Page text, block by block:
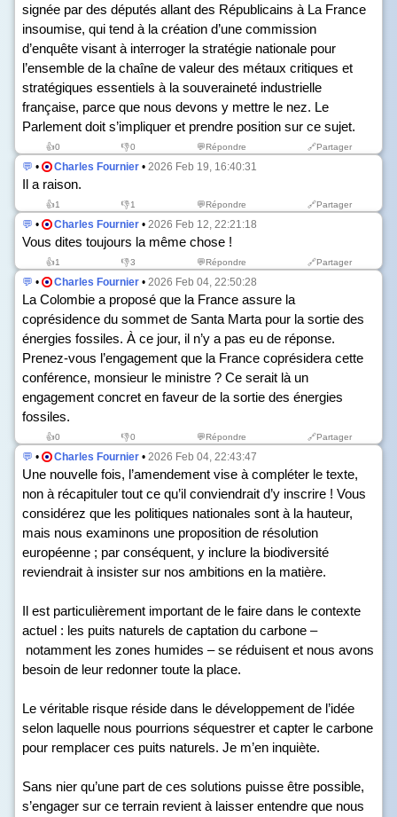
signée par des députés allant des Républicains à La France
insoumise, qui tend à la création d’une commission
d’enquête visant à interroger la stratégie nationale pour
l’ensemble de la chaîne de valeur des métaux critiques et
stratégiques essentiels à la souveraineté industrielle
française, parce que nous devons y mettre le nez. Le
Parlement doit s’impliquer et prendre position sur ce sujet.
👍0 👎0 💬Répondre 🔗Partager
💬 • Charles Fournier • 2026 Feb 19, 16:40:31
Il a raison.
👍1 👎1 💬Répondre 🔗Partager
💬 • Charles Fournier • 2026 Feb 12, 22:21:18
Vous dites toujours la même chose !
👍1 👎3 💬Répondre 🔗Partager
💬 • Charles Fournier • 2026 Feb 04, 22:50:28
La Colombie a proposé que la France assure la
coprésidence du sommet de Santa Marta pour la sortie des
énergies fossiles. À ce jour, il n’y a pas eu de réponse.
Prenez-vous l’engagement que la France coprésidera cette
conférence, monsieur le ministre ? Ce serait là un
engagement concret en faveur de la sortie des énergies
fossiles.
👍0 👎0 💬Répondre 🔗Partager
💬 • Charles Fournier • 2026 Feb 04, 22:43:47
Une nouvelle fois, l’amendement vise à compléter le texte,
non à récapituler tout ce qu’il conviendrait d’y inscrire ! Vous
considérez que les politiques nationales sont à la hauteur,
mais nous examinons une proposition de résolution
européenne ; par conséquent, y inclure la biodiversité
reviendrait à insister sur nos ambitions en la matière.
Il est particulièrement important de le faire dans le contexte
actuel : les puits naturels de captation du carbone –
notamment les zones humides – se réduisent et nous avons
besoin de leur redonner toute la place.
Le véritable risque réside dans le développement de l’idée
selon laquelle nous pourrions séquestrer et capter le carbone
pour remplacer ces puits naturels. Je m’en inquiète.
Sans nier qu’une part de ces solutions puisse être possible,
s’engager sur ce terrain revient à laisser entendre que nous